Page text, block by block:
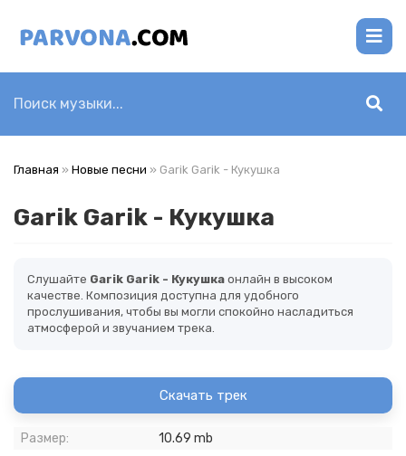
Главная » Новые песни » Garik Garik - Кукушка
Garik Garik - Кукушка
Слушайте Garik Garik - Кукушка онлайн в высоком
качестве. Композиция доступна для удобного
прослушивания, чтобы вы могли спокойно насладиться
атмосферой и звучанием трека.
Скачать трек
Размер:
10.69 mb